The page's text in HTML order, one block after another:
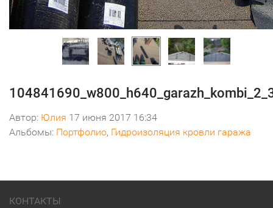
Автор: Юлия 17 июня 2017 16:34
Альбомы: Портфолио, Гидроизоляция кровли гаража
КОНТАКТЫ